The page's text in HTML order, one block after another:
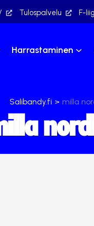
Tulospalvelu F-
Harrastaminen
Salibandy.fi > milla